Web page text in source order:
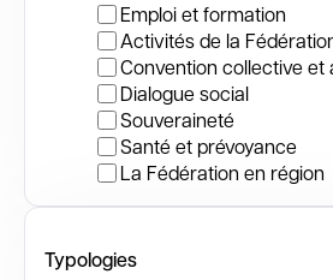
Emploi et formation
Activités de la
Convention collective
Dialogue social
Souveraineté
Santé et prévoyance
La Fédération en région
Typologies